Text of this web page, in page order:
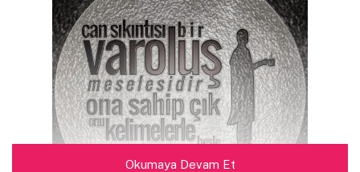
Okumaya Devam Et